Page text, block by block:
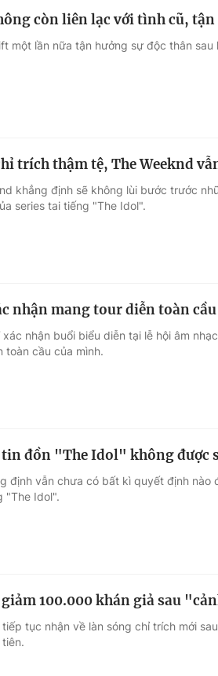
Du lịch
Làm đẹp
còn liên lạc với tình cũ, tận
một lần nữa tận hưởng sự độc thân
trích thậm tệ, The Weeknd
khẳng định sẽ không lùi bước trước
series tai tiếng "The Idol".
nhận mang tour diễn toàn
nhận buổi biểu diễn tại lễ hội âm
toàn cầu của mình.
tin đồn "The Idol" không được
định vẫn chưa có bất kì quyết định
"The Idol".
100.000 khán giả sau
tục nhận về làn sóng chỉ trích mới